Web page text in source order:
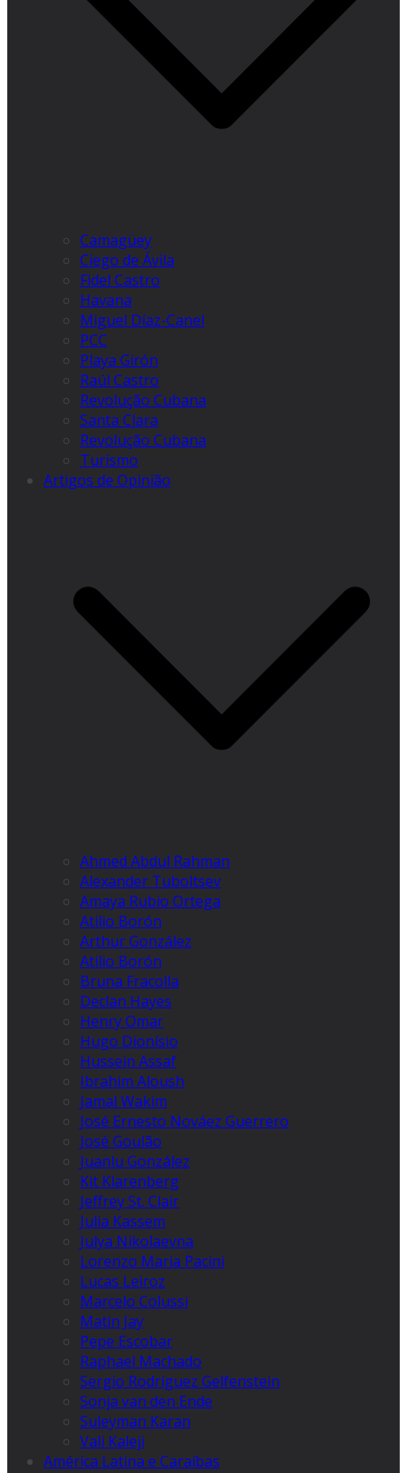
Camagüey
Ciego de Ávila
Fidel Castro
Havana
Miguel Díaz-Canel
PCC
Playa Girón
Raúl Castro
Revolução Cubana
Santa Clara
Revolução Cubana
Turismo
Artigos de Opinião
Ahmed Abdul Rahman
Alexander Tuboltsev
Amaya Rubio Ortega
Atilio Borón
Arthur González
Atilio Borón
Bruna Fracolla
Declan Hayes
Henry Omar
Hugo Dionísio
Hussein Assaf
Ibrahim Aloush
Jamal Wakim
José Ernesto Nováez Guerrero
José Goulão
Juanlu González
Kit Klarenberg
Jeffrey St. Clair
Julia Kassem
Julya Nikolaevna
Lorenzo Maria Pacini
Lucas Leiroz
Marcelo Colussi
Matin Jay
Pepe Escobar
Raphael Machado
Sergio Rodríguez Gelfenstein
Sonja van den Ende
Suleyman Karan
Vali Kaleji
América Latina e Caraíbas